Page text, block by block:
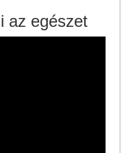
az egészet